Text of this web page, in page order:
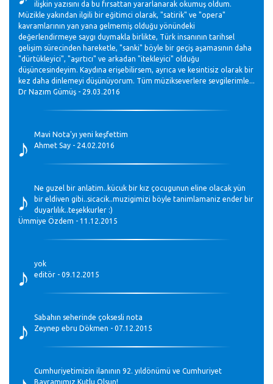
ilişkin yazısını da bu fırsattan yararlanarak okumuş oldum.
Müzikle yakından ilgili bir eğitimci olarak, "satirik" ve "opera"
kavramlarının yan yana gelmemiş olduğu yönündeki
değerlendirmeye saygı duymakla birlikte, Türk insanının tarihsel
gelişim sürecinden hareketle, "sanki" böyle bir geçiş aşamasının daha
"dürtükleyici", "aşırtıcı" ve arkadan "itekleyici" olduğu
düşüncesindeyim. Kaydına erişebilirsem, ayrıca ve kesintisiz olarak bir
kez daha dinlemeyi düşünüyorum. Tüm müzikseverlere sevgilerimle...
Dr Nazım Gümüş - 29.03.2016
♪
Mavi Nota'yı yeni keşfettim
Ahmet Say - 24.02.2016
♪
Ne guzel bir anlatim..kücuk bir kız çocugunun eline olacak yün
bir eldiven gibi..sicacik..muzigimizi böyle tanimlamaniz ender bir
duyarlılık..teşekkurler :)
Ümmiye Özdem - 11.12.2015
♪
yok
editör - 09.12.2015
♪
Sabahın seherinde çoksesli nota
Zeynep ebru Dökmen - 07.12.2015
Cumhuriyetimizin ilanının 92. yıldönümü ve Cumhuriyet
Bayramımız Kutlu Olsun!